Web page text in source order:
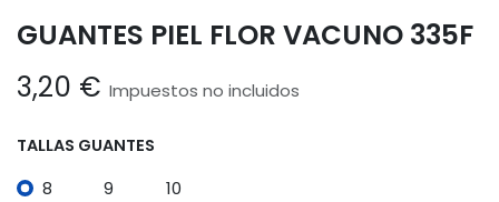
GUANTES PIEL FLOR VACUNO 335F
3,20 € Impuestos no incluidos
TALLAS GUANTES
8 9 10